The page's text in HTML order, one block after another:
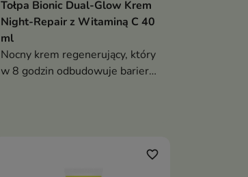
Tołpa Bionic Dual-Glow Krem
Night-Repair z Witaminą C 40
ml
Nocny krem regenerujący, który
w 8 godzin odbudowuje barierę
favorite_border